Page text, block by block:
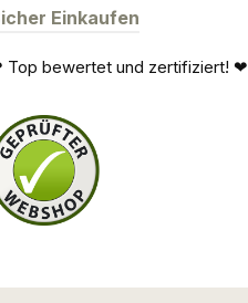
Einkaufen
Top bewertet und zertifiziert! ❤